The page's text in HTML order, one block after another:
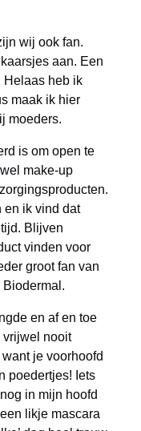
wij ook fan.
aan. Een
Helaas heb ik
maak ik hier
moeders.
is om open te
make-up
en ik vind dat
Blijven
vinden voor
groot fan van
en af en toe
vrijwel nooit
je voorhoofd
poedertjes! Iets
in mijn hoofd
likje mascara